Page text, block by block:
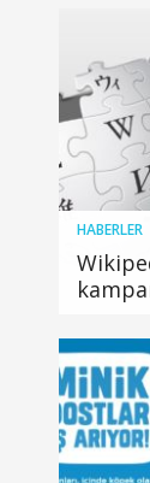
HABERLER